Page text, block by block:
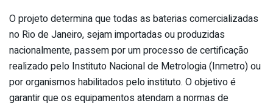
O projeto determina que todas as baterias comercializadas
no Rio de Janeiro, sejam importadas ou produzidas
nacionalmente, passem por um processo de certificação
realizado pelo Instituto Nacional de Metrologia (Inmetro) ou
por organismos habilitados pelo instituto. O objetivo é
garantir que os equipamentos atendam a normas de